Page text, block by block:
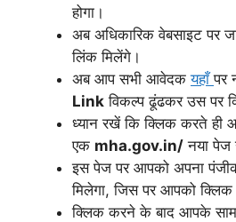
होगा।
अब अधिकारिक वेबसाइट पर
लिंक मिलेंगे।
अब आप सभी आवेदकयहाँपर
Link विकल्प ढूंढकर उस पर
ध्यान रखें कि क्लिक करते ही
एक mha.gov.in/ नया पेज
इस पेज पर आपको अपना
मिलेगा, जिस पर आपको क्लिक
क्लिक करने के बाद आपके